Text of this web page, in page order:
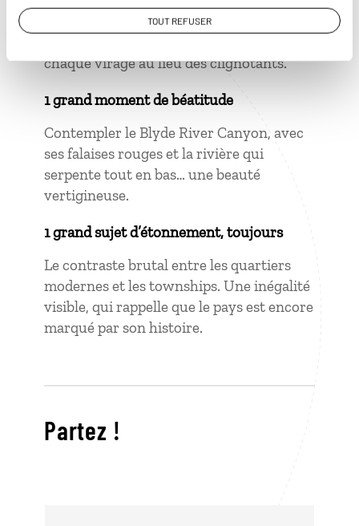
TOUT REFUSER
criait "gauche !", mes réflexes disaient
chaque virage au lieu des clignotants.
1 grand moment de béatitude
Contempler le Blyde River Canyon, avec
ses falaises rouges et la rivière qui
serpente tout en bas… une beauté
vertigineuse.
1 grand sujet d’étonnement, toujours
Le contraste brutal entre les quartiers
modernes et les townships. Une inégalité
visible, qui rappelle que le pays est encore
marqué par son histoire.
Partez !